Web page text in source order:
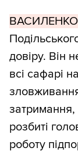
довіру. Він
всі сафарі
затримання,
розбиті
роботу